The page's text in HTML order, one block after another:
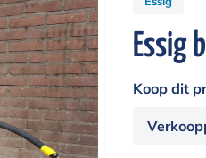
Essig
Koop dit